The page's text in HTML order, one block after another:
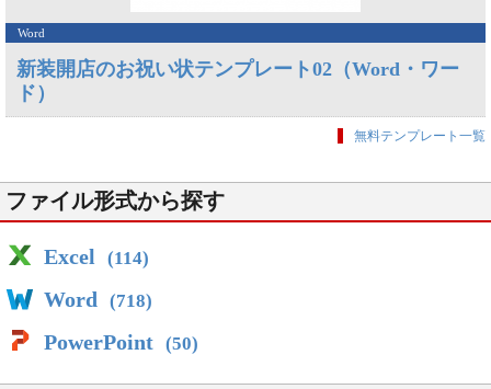
Word
新装開店のお祝い状テンプレート02（Word・ワー
ド）
無料テンプレート一覧
ファイル形式から探す
Excel (114)
Word (718)
PowerPoint (50)